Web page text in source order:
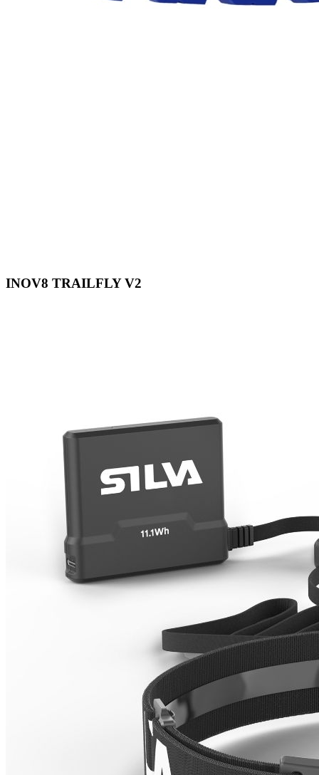
INOV8 TRAILFLY V2